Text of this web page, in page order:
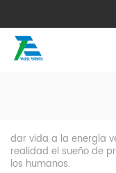
dar vida a la energía
realidad el sueño de
los humanos.